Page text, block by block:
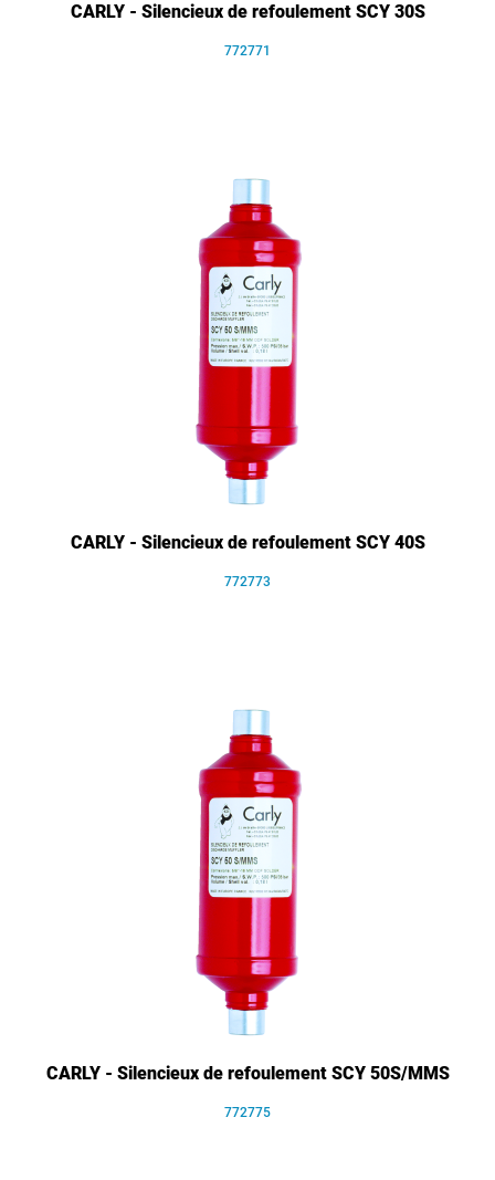
CARLY - Silencieux de refoulement SCY 30S
772771
CARLY - Silencieux de refoulement SCY 40S
772773
CARLY - Silencieux de refoulement SCY 50S/MMS
772775